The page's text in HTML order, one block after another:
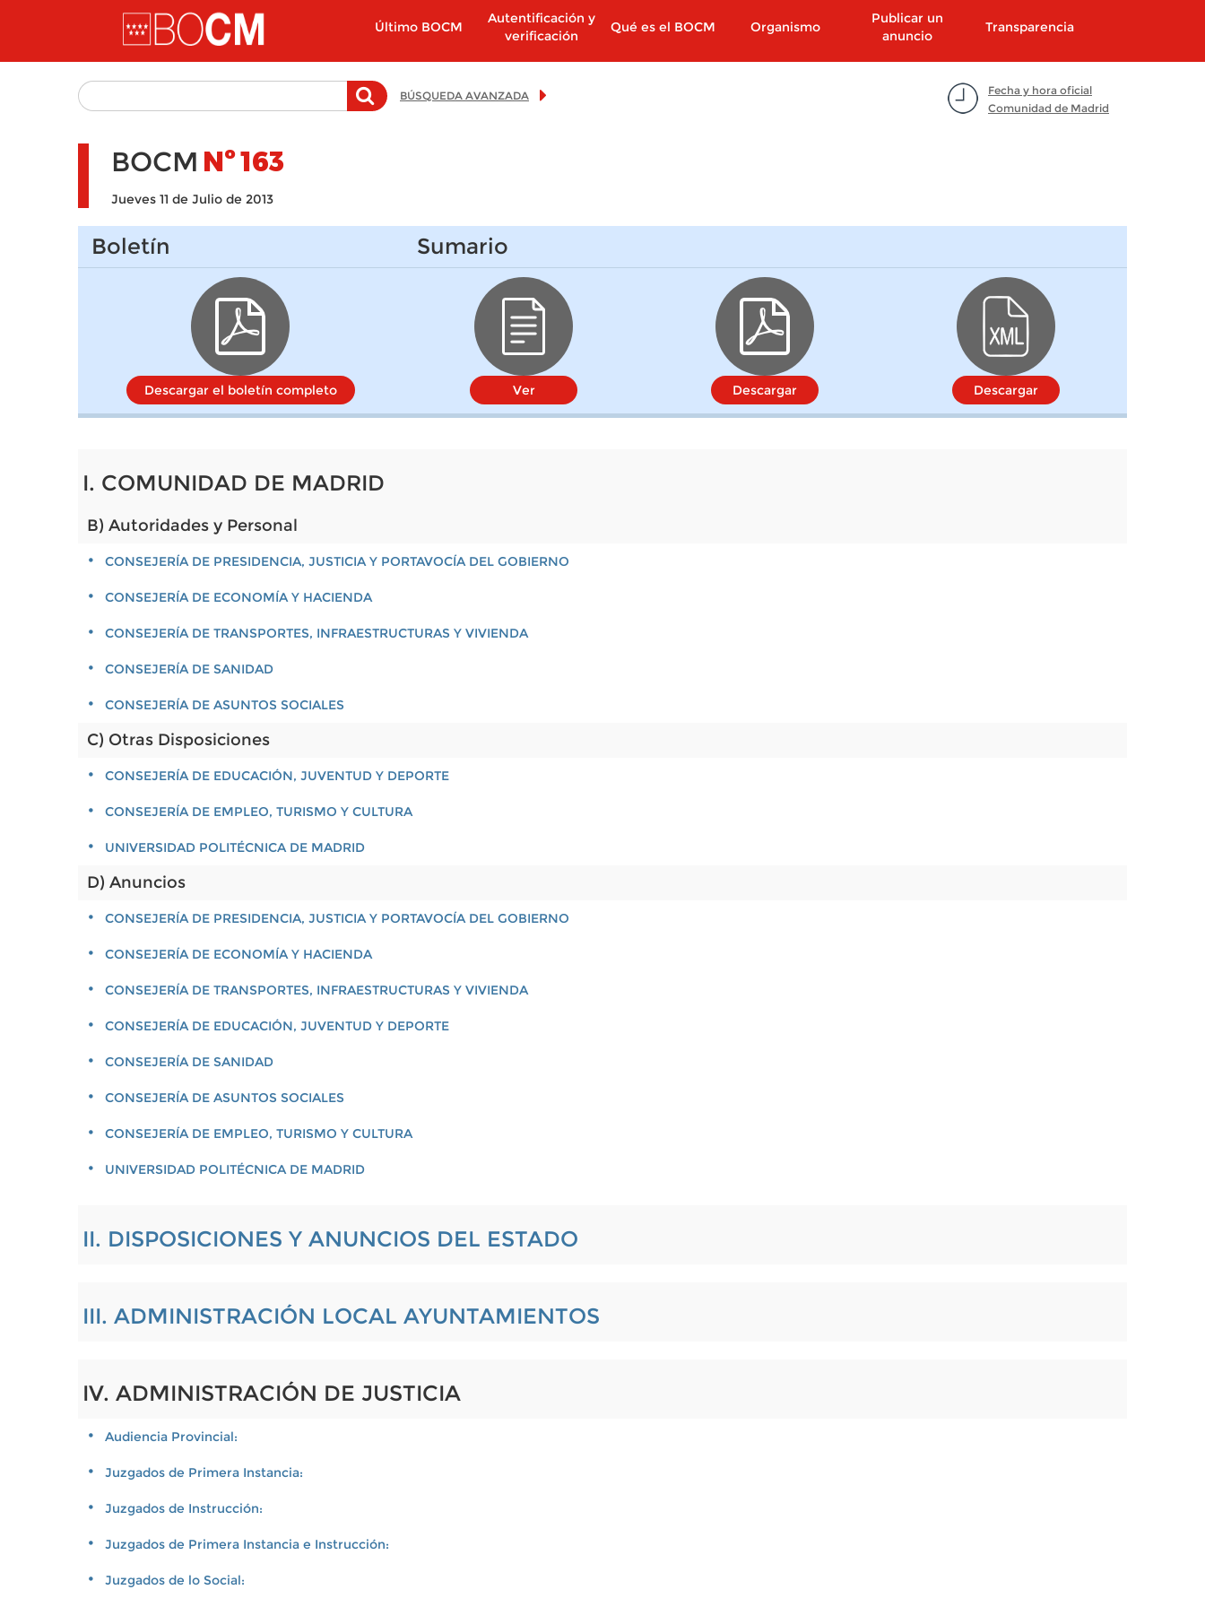
Pasar al contenido principal
Último BOCM
Autentificación y
verificación
Qué es el BOCM Organismo
Publicar un
anuncio
Transparencia
Fecha y hora oficial
Comunidad de Madrid
BÚSQUEDA AVANZADA
BOCM Nº163
Jueves 11 de Julio de 2013
Boletín
Descargar el boletín completo
Sumario
Ver Descargar Descargar
I. COMUNIDAD DE MADRID
B) Autoridades y Personal
CONSEJERÍA DE PRESIDENCIA, JUSTICIA Y PORTAVOCÍA DEL GOBIERNO
CONSEJERÍA DE ECONOMÍA Y HACIENDA
CONSEJERÍA DE TRANSPORTES, INFRAESTRUCTURAS Y VIVIENDA
CONSEJERÍA DE SANIDAD
CONSEJERÍA DE ASUNTOS SOCIALES
C) Otras Disposiciones
CONSEJERÍA DE EDUCACIÓN, JUVENTUD Y DEPORTE
CONSEJERÍA DE EMPLEO, TURISMO Y CULTURA
UNIVERSIDAD POLITÉCNICA DE MADRID
D) Anuncios
CONSEJERÍA DE PRESIDENCIA, JUSTICIA Y PORTAVOCÍA DEL GOBIERNO
CONSEJERÍA DE ECONOMÍA Y HACIENDA
CONSEJERÍA DE TRANSPORTES, INFRAESTRUCTURAS Y VIVIENDA
CONSEJERÍA DE EDUCACIÓN, JUVENTUD Y DEPORTE
CONSEJERÍA DE SANIDAD
CONSEJERÍA DE ASUNTOS SOCIALES
CONSEJERÍA DE EMPLEO, TURISMO Y CULTURA
UNIVERSIDAD POLITÉCNICA DE MADRID
II. DISPOSICIONES Y ANUNCIOS DEL ESTADO
III. ADMINISTRACIÓN LOCAL AYUNTAMIENTOS
IV. ADMINISTRACIÓN DE JUSTICIA
Audiencia Provincial:
Juzgados de Primera Instancia:
Juzgados de Instrucción:
Juzgados de Primera Instancia e Instrucción:
Juzgados de lo Social: